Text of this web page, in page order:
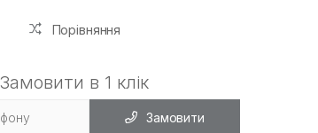
Порівняння
Замовити в 1 клік
Замовити